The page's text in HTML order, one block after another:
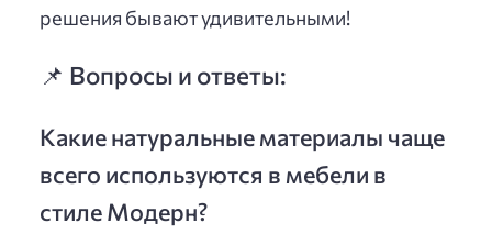
решения бывают удивительными!
📌 Вопросы и ответы:
Какие натуральные материалы чаще
всего используются в мебели в
стиле Модерн?